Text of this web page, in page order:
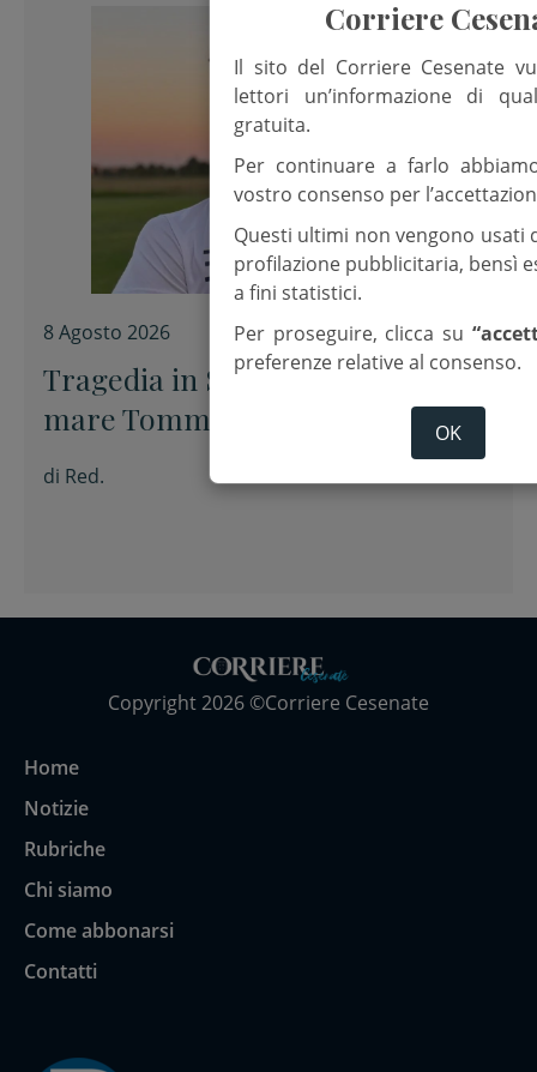
8 Agosto 2026
Tragedia in Salento, muore in
mare Tommaso Ugolini, figlio del
primario di Chirurgia e nipote
della consigliera regionale
di Red.
Copyright 2026 ©Corriere Cesenate
Home
Notizie
Rubriche
Chi siamo
Come abbonarsi
Contatti
Corriere
Il sito del Corriere Cesenate
lettori un’informazione di
gratuita.
Per continuare a farlo
vostro consenso per
Questi ultimi non vengono usati
profilazione pubblicitaria, bensì
a fini statistici.
Per proseguire, clicca su
preferenze relative al consenso.
OK